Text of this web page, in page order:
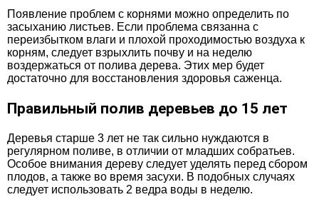
Появление проблем с корнями можно определить по
засыханию листьев. Если проблема связанна с
переизбытком влаги и плохой проходимостью воздуха к
корням, следует взрыхлить почву и на неделю
воздержаться от полива дерева. Этих мер будет
достаточно для восстановления здоровья саженца.
Правильный полив деревьев до 15 лет
Деревья старше 3 лет не так сильно нуждаются в
регулярном поливе, в отличии от младших собратьев.
Особое внимания дереву следует уделять перед сбором
плодов, а также во время засухи. В подобных случаях
следует использовать 2 ведра воды в неделю.